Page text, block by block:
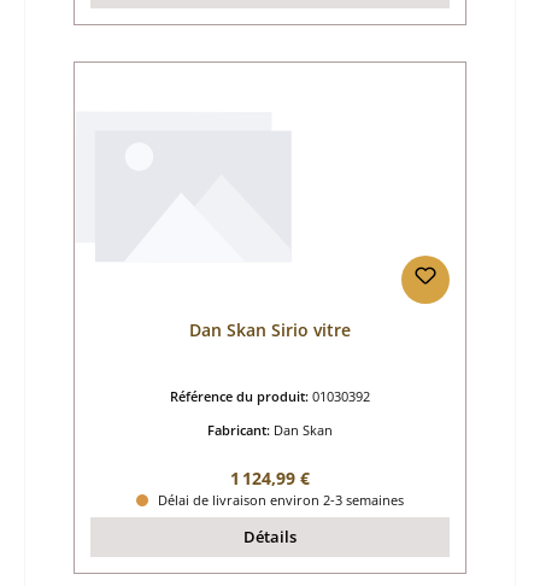
Dan Skan Sirio vitre
Référence du produit: 01030392
Fabricant: Dan Skan
Prix régulier :
1 124,99 €
Délai de livraison environ 2-3 semaines
Détails